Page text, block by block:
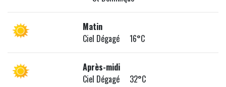
Matin
Ciel Dégagé 16°C
Après-midi
Ciel Dégagé 32°C